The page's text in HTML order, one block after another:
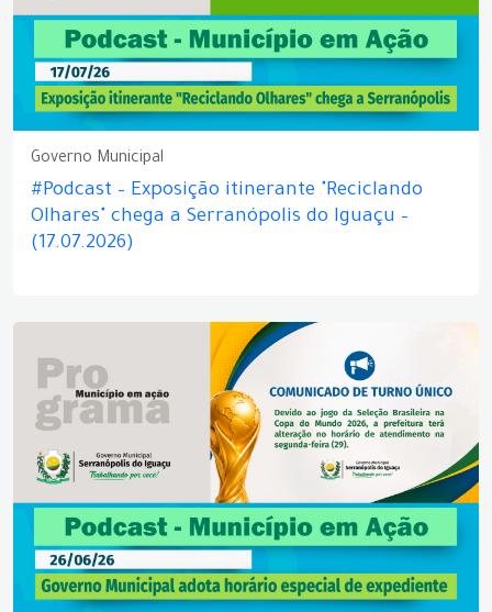
Governo Municipal
#Podcast – Exposição itinerante "Reciclando
Olhares" chega a Serranópolis do Iguaçu –
(17.07.2026)